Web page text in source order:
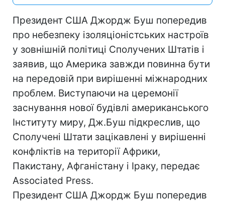
Президент США Джордж Буш попередив
про небезпеку ізоляціоністських настроїв
у зовнішній політиці Сполучених Штатів і
заявив, що Америка завжди повинна бути
на передовій при вирішенні міжнародних
проблем. Виступаючи на церемонії
заснування нової будівлі американського
Інституту миру, Дж.Буш підкреслив, що
Сполучені Штати зацікавлені у вирішенні
конфліктів на території Африки,
Пакистану, Афганістану і Іраку, передає
Associated Press.
Президент США Джордж Буш попередив